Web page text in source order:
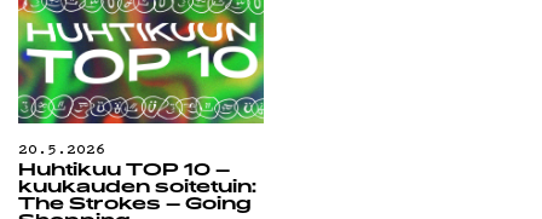
20.5.2026
Huhtikuu TOP 10 –
kuukauden soitetuin:
The Strokes – Going